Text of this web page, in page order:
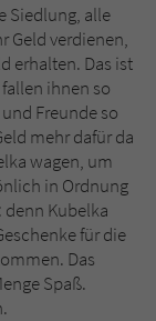
Siedlung, alle
Geld verdienen,
erhalten. Das ist
ihnen so
Freunde so
mehr dafür da
wagen, um
in Ordnung
Kubelka
für die
Das
Spaß.